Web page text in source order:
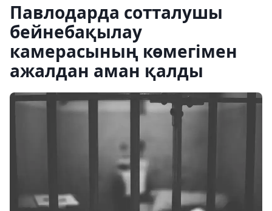
Павлодарда сотталушы
бейнебақылау
камерасының көмегімен
ажалдан аман қалды